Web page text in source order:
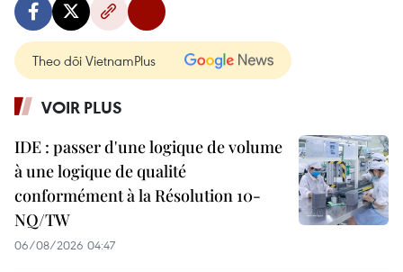
Theo dõi VietnamPlus
VOIR PLUS
IDE : passer d'une logique de volume
à une logique de qualité
conformément à la Résolution 10-
NQ/TW
06/08/2026 04:47